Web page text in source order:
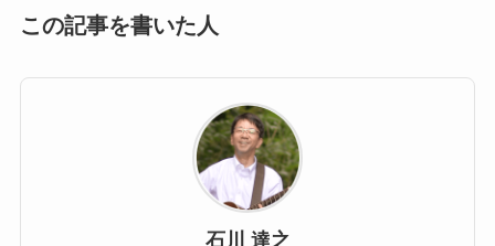
この記事を書いた人
石川 達之